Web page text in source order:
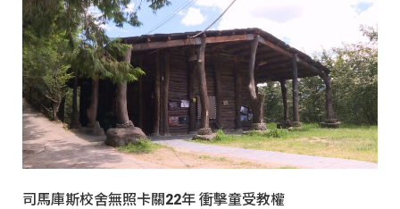
司馬庫斯校舍無照卡關22年 衝擊童受教權